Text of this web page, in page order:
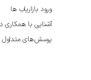
ورود بازاریاب ها
آشنایی با همکاری
پرسش‌های متداول